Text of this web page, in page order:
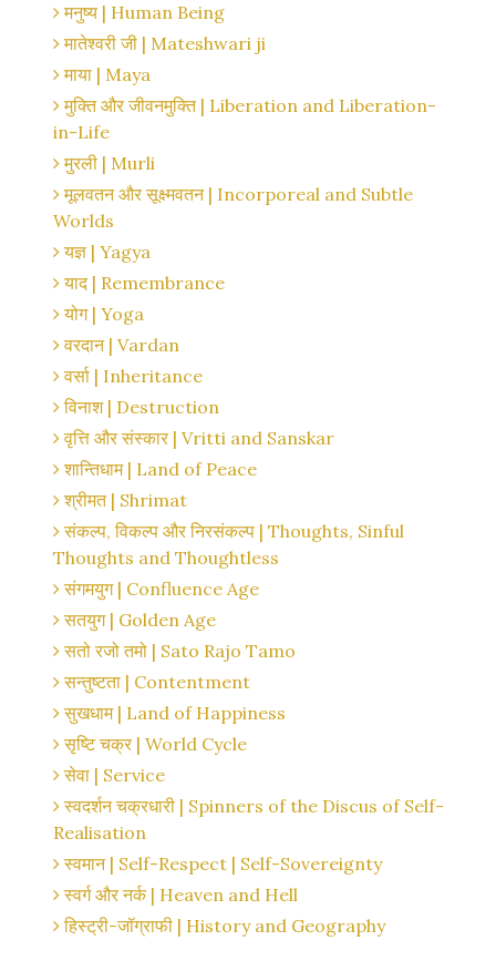
मनुष्य | Human Being
मातेश्वरी जी | Mateshwari ji
माया | Maya
मुक्ति और जीवनमुक्ति | Liberation and Liberation-
in-Life
मुरली | Murli
मूलवतन और सूक्ष्मवतन | Incorporeal and Subtle
Worlds
यज्ञ | Yagya
याद | Remembrance
योग | Yoga
वरदान | Vardan
वर्सा | Inheritance
विनाश | Destruction
वृत्ति और संस्कार | Vritti and Sanskar
शान्तिधाम | Land of Peace
श्रीमत | Shrimat
संकल्प, विकल्प और निरसंकल्प | Thoughts, Sinful
Thoughts and Thoughtless
संगमयुग | Confluence Age
सतयुग | Golden Age
सतो रजो तमो | Sato Rajo Tamo
सन्तुष्टता | Contentment
सुखधाम | Land of Happiness
सृष्टि चक्र | World Cycle
सेवा | Service
स्वदर्शन चक्रधारी | Spinners of the Discus of Self-
Realisation
स्वमान | Self-Respect | Self-Sovereignty
स्वर्ग और नर्क | Heaven and Hell
हिस्ट्री-जॉग्राफी | History and Geography